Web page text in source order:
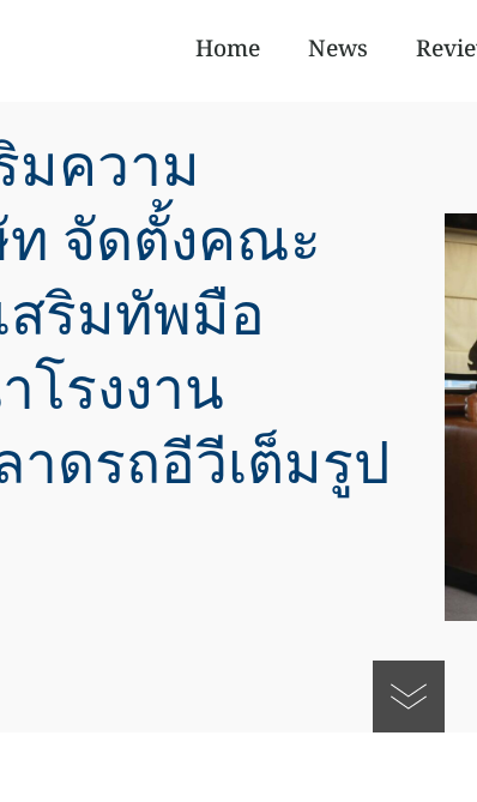
Home News
มความ
จัดตั้งคณะ
สริมทัพมือ
โรงงาน
ดรถอีวีเต็มรูป